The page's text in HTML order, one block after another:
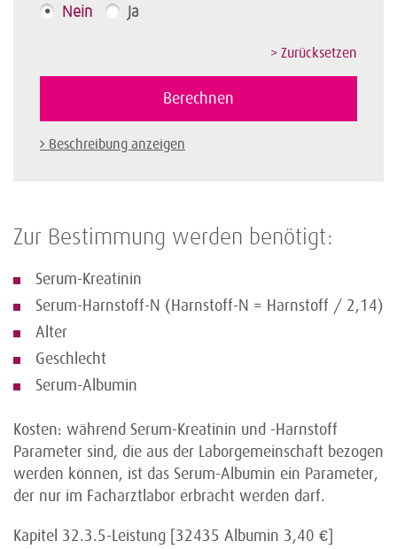
Nein Ja
Beschreibung anzeigen
Zur Bestimmung werden benötigt:
Serum-Kreatinin
Serum-Harnstoff-N (Harnstoff-N = Harnstoff / 2,14)
Alter
Geschlecht
Serum-Albumin
Kosten: während Serum-Kreatinin und -Harnstoff
Parameter sind, die aus der Laborgemeinschaft bezogen
werden können, ist das Serum-Albumin ein Parameter,
der nur im Facharztlabor erbracht werden darf.
Kapitel 32.3.5-Leistung [32435 Albumin 3,40 €]